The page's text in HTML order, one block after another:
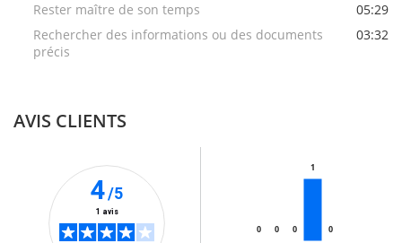
Rester maître de son temps
05:29
Rechercher des informations ou des documents
précis
03:32
AVIS CLIENTS
4/5
1 avis
0 0 0
1
0